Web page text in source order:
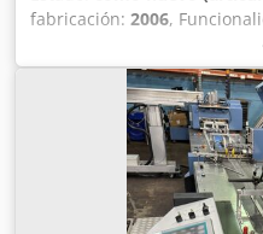
fabricación: 2006,
Buhrs BB300 Ensobradora
de demostración en
fue utilizada en
Modelo: BB300 Tipo:
Uf Tfspmof Condición:
bien mantenida y limpia.
tiene alguna pregunta o
dude en contactarnos.